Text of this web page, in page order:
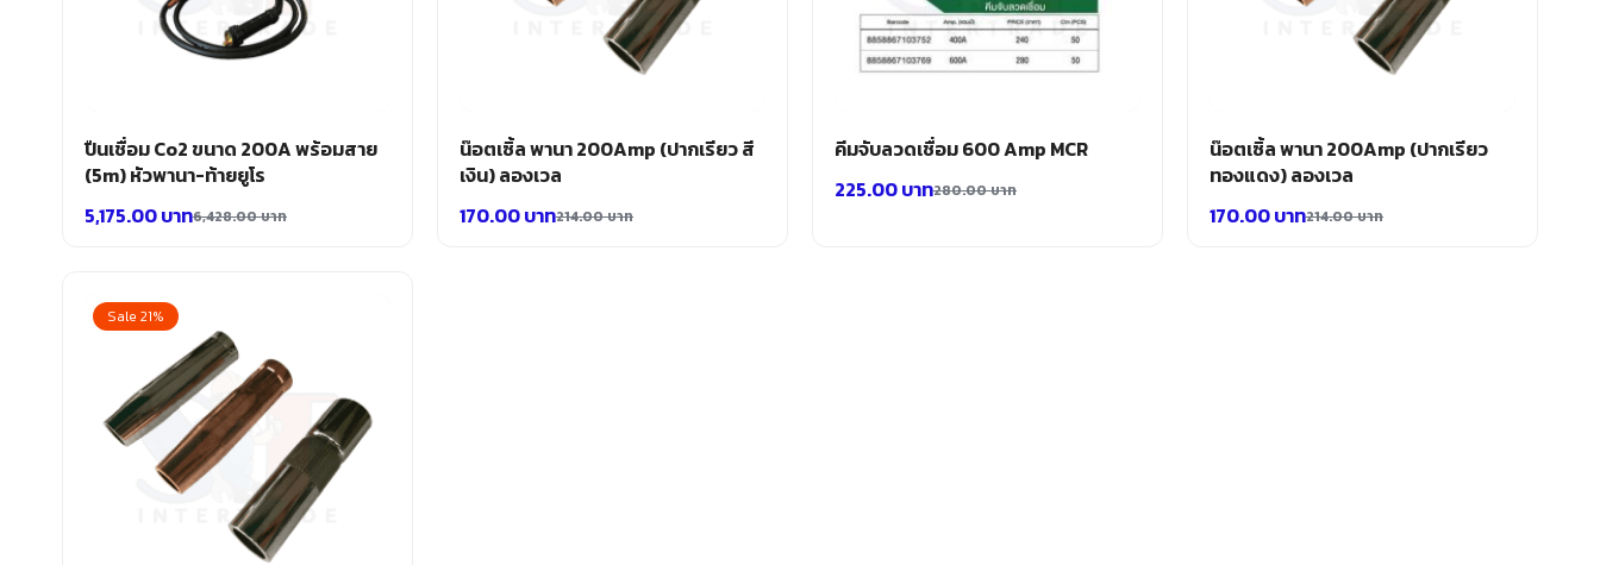
ปืนเชื่อม Co2 ขนาด 200A พร้อมสาย
(5m) หัวพานา-ท้ายยูโร
6,428.00บาท
5,175.00บาท
น๊อตเซิ้ล พานา 200Amp (ปากเรียว สี
เงิน) ลองเวล
214.00บาท
170.00บาท
คีมจับลวดเชื่อม 600 Amp MCR
280.00บาท
225.00บาท
น๊อตเซิ้ล พานา 200Amp (ปากเรียว
ทองแดง) ลองเวล
214.00บาท
170.00บาท
Sale 21%